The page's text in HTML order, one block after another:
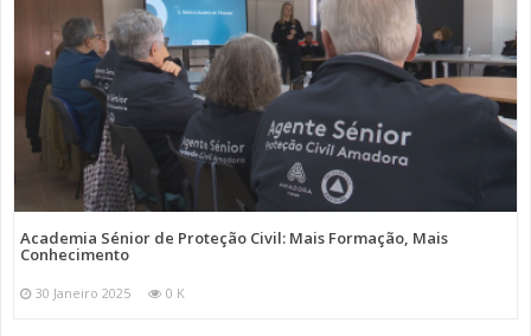
Academia Sénior de Proteção Civil: Mais Formação, Mais
Conhecimento
30 Janeiro 2025 0 K